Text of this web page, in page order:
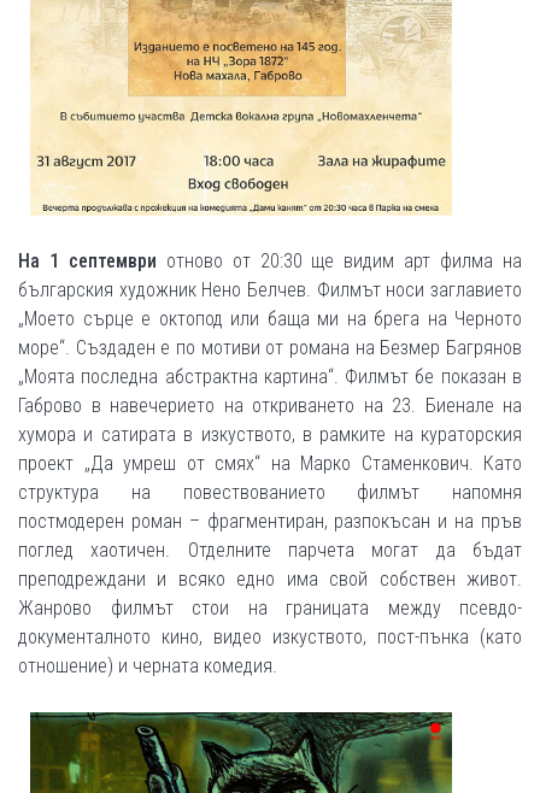
На 1 септември отново от 20:30 ще видим арт филма на
българския художник Нено Белчев. Филмът носи заглавието
„Моето сърце е октопод или баща ми на брега на Черното
море“. Създаден е по мотиви от романа на Безмер Багрянов
„Моята последна абстрактна картина“. Филмът бе показан в
Габрово в навечерието на откриването на 23. Биенале на
хумора и сатирата в изкуството, в рамките на кураторския
проект „Да умреш от смях“ на Марко Стаменкович. Като
структура на повествованието филмът напомня
постмодерен роман – фрагментиран, разпокъсан и на пръв
поглед хаотичен. Отделните парчета могат да бъдат
преподреждани и всяко едно има свой собствен живот.
Жанрово филмът стои на границата между псевдо-
документалното кино, видео изкуството, пост-пънка (като
отношение) и черната комедия.